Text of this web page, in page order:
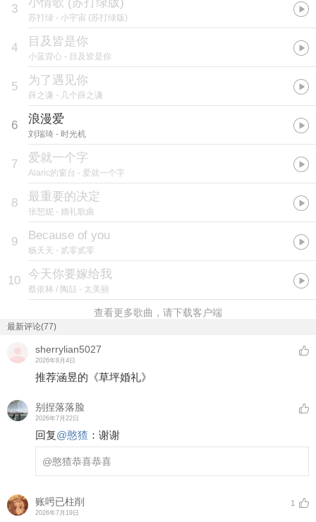
3
苏打绿 - 小宇宙 (苏打绿版)
4 目及皆是你
小蓝背心 - 目及皆是你
5 为了遇见你
薛之谦 - 几个薛之谦
6 浪漫爱
刘瑞琦 - 时光机
7 爱就一个字
Alaric的窗台 - 爱就一个字
8 最重要的决定
张恝妮 - 婚礼歌曲
9 Because of you
杨天天 - 贰零贰零
10 今天你要嫁给我
蔡依林 / 陶喆 - 太美丽
查看更多歌曲，请下载客户端
最新评论(77)
sherrylian5027
2026年8月4日
推荐涵昱的《草坪婚礼》
别捏落落脸
2026年7月22日
回复@憨猹 ： 谢谢
@憨猹恭喜恭喜
账呺已柱削
2026年7月19日
1